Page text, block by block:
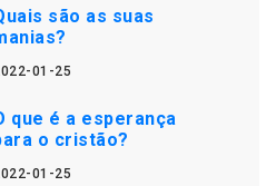
são as suas
01-25
que é a esperança
o cristão?
01-25